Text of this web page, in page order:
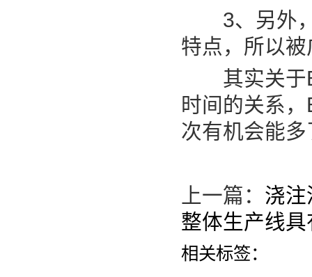
3、另外，
特点，所以
其实关于
时间的关系
次有机会能
上一篇： 浇注
整体生产线
相关标签：